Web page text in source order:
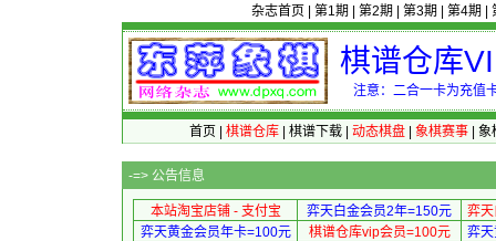
杂志首页 第1期 第2期 第3期 第4期
棋谱仓库
注意：二合一卡为充值
首页 棋谱仓库| 棋谱下载| 动态棋盘| 象棋赛事| 象
-=> 公告信息
本站淘宝店铺 - 支付宝 弈天白金会员2年=150元
弈
弈天黄金会员年卡=100元
棋谱仓库vip会员=100元 弈